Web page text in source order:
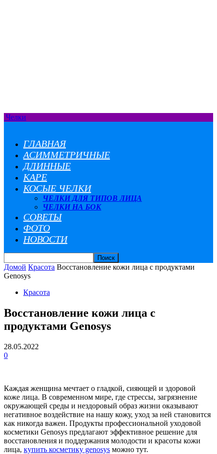
Челки
ГЛАВНАЯ
АСИММЕТРИЧНЫЕ
ДЛИННЫЕ
КАРЕ
КОСЫЕ ЧЕЛКИ
ЧЕЛКИ ДЛЯ ТИПОВ ЛИЦА
ЧЕЛКИ НА БОК
СОВЕТЫ
ФОТО
НОВОСТИ
Домой Красота Восстановление кожи лица с продуктами
Genosys
Красота
Восстановление кожи лица с
продуктами Genosys
28.05.2022
0
Каждая женщина мечтает о гладкой, сияющей и здоровой
коже лица. В современном мире, где стрессы, загрязнение
окружающей среды и нездоровый образ жизни оказывают
негативное воздействие на нашу кожу, уход за ней становится
как никогда важен. Продукты профессиональной уходовой
косметики Genosys предлагают эффективное решение для
восстановления и поддержания молодости и красоты кожи
лица, купить косметику genosys можно тут.